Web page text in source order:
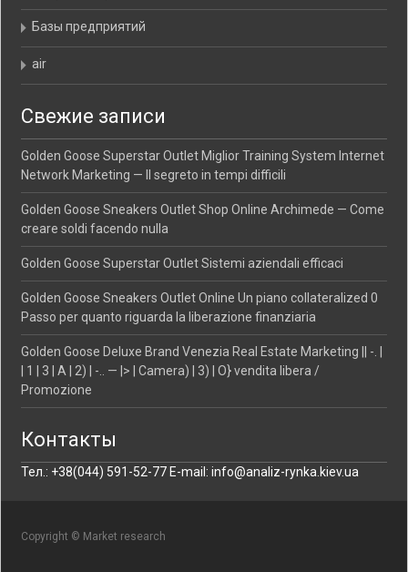
Базы предприятий
air
Свежие записи
Golden Goose Superstar Outlet Miglior Training System Internet
Network Marketing — Il segreto in tempi difficili
Golden Goose Sneakers Outlet Shop Online Archimede — Come
creare soldi facendo nulla
Golden Goose Superstar Outlet Sistemi aziendali efficaci
Golden Goose Sneakers Outlet Online Un piano collateralized 0
Passo per quanto riguarda la liberazione finanziaria
Golden Goose Deluxe Brand Venezia Real Estate Marketing || -. |
| 1 | 3 | A | 2) | -.. — |> | Camera) | 3) | O} vendita libera /
Promozione
Контакты
Тел.: +38(044) 591-52-77 E-mail: info@analiz-rynka.kiev.ua
Copyright © Market research